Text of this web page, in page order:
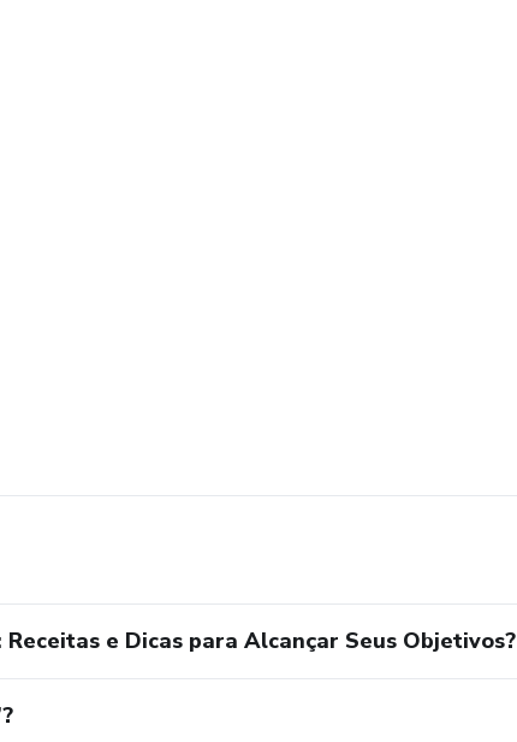
e Dicas para Alcançar Seus Objetivos?